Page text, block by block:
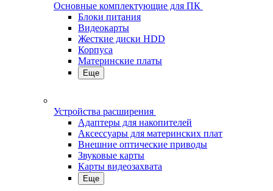
Основные комплектующие для ПК
Блоки питания
Видеокарты
Жесткие диски HDD
Корпуса
Материнские платы
Еще
Устройства расширения
Адаптеры для накопителей
Аксессуары для материнских плат
Внешние оптические приводы
Звуковые карты
Карты видеозахвата
Еще